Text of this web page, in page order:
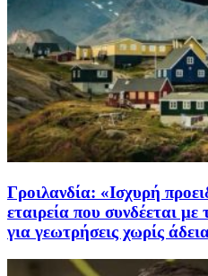
Γροιλανδία: «Ισχυρή
εταιρεία που συνδέεται
για γεωτρήσεις χωρίς